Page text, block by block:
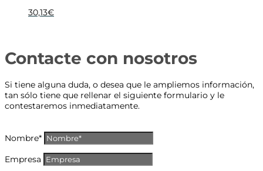
30,13€
Contacte con nosotros
Si tiene alguna duda, o desea que le ampliemos información,
tan sólo tiene que rellenar el siguiente formulario y le
contestaremos inmediatamente.
Nombre*
Empresa